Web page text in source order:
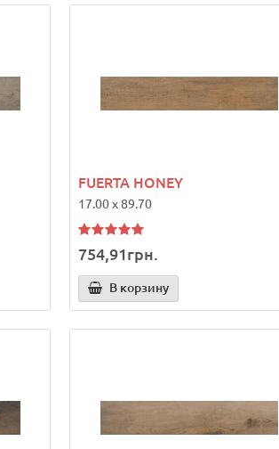
FUERTA HONEY
17.00 x 89.70
754,91грн.
В корзину